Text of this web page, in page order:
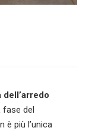
fase del
è più l’unica